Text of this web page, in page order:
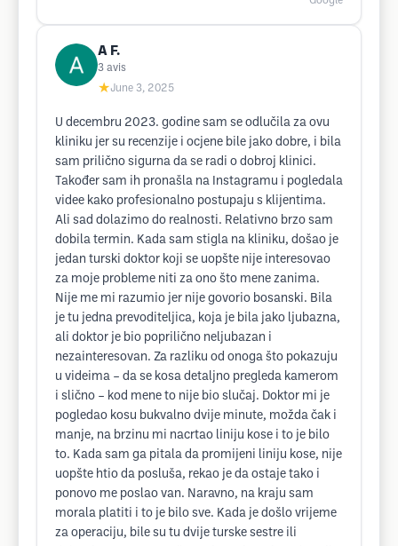
A F.
3 avis
★June 3, 2025
U decembru 2023. godine sam se odlučila za ovu
kliniku jer su recenzije i ocjene bile jako dobre, i bila
sam prilično sigurna da se radi o dobroj klinici.
Također sam ih pronašla na Instagramu i pogledala
videe kako profesionalno postupaju s klijentima.
Ali sad dolazimo do realnosti. Relativno brzo sam
dobila termin. Kada sam stigla na kliniku, došao je
jedan turski doktor koji se uopšte nije interesovao
za moje probleme niti za ono što mene zanima.
Nije me mi razumio jer nije govorio bosanski. Bila
je tu jedna prevoditeljica, koja je bila jako ljubazna,
ali doktor je bio poprilično neljubazan i
nezainteresovan. Za razliku od onoga što pokazuju
u videima – da se kosa detaljno pregleda kamerom
i slično – kod mene to nije bio slučaj. Doktor mi je
pogledao kosu bukvalno dvije minute, možda čak i
manje, na brzinu mi nacrtao liniju kose i to je bilo
to. Kada sam ga pitala da promijeni liniju kose, nije
uopšte htio da posluša, rekao je da ostaje tako i
ponovo me poslao van. Naravno, na kraju sam
morala platiti i to je bilo sve. Kada je došlo vrijeme
za operaciju, bile su tu dvije turske sestre ili